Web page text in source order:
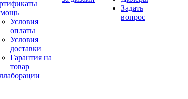
Условия
оплаты
Условия
доставки
Гарантия на
товар
Задать
вопрос